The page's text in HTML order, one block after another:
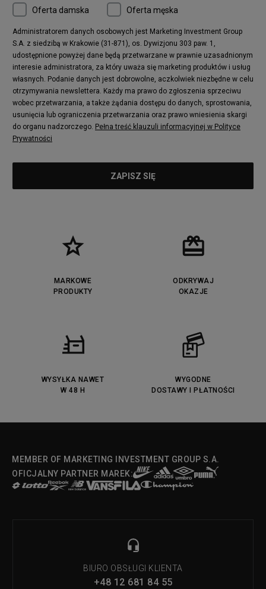
Oferta damska Oferta męska
Administratorem danych osobowych jest Marketing Investment Group
S.A. z siedzibą w Krakowie (31-871), os. Dywizjonu 303 paw. 1,
udostępnione powyżej dane będą przetwarzane w prawnie uzasadnionym
interesie administratora, za który uważa się marketing produktów i usług
własnych. Podanie danych jest dobrowolne, aczkolwiek niezbędne w celu
otrzymywania newslettera. Każdy ma prawo do zgłoszenia sprzeciwu
wobec przetwarzania, a także żądania dostępu do danych, sprostowania,
usunięcia lub ograniczenia przetwarzania oraz prawo wniesienia skargi
do organu nadzorczego. Pełna treść klauzuli informacyjnej w Polityce
Prywatności
MARKOWE
PRODUKTY
ODKRYWAJ
OKAZJE
WYSYŁKA NAWET
W 48 H
WYGODNE
DOSTAWY I PŁATNOŚCI
MEMBER OF MARKETING INVESTMENT GROUP S.A.
OFICJALNY PARTNER MAREK:
BIURO OBSŁUGI KLIENTA
+48 12 681 84 55